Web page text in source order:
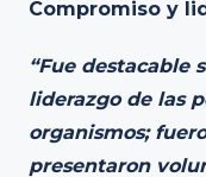
Compromiso y
“Fue destacable
liderazgo de las
organismos;
presentaron